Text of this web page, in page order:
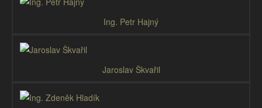
Ing. Petr Hajný
Jaroslav Škvařil